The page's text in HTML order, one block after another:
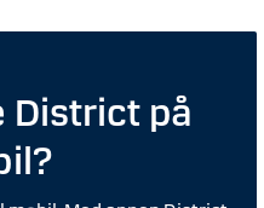
District på